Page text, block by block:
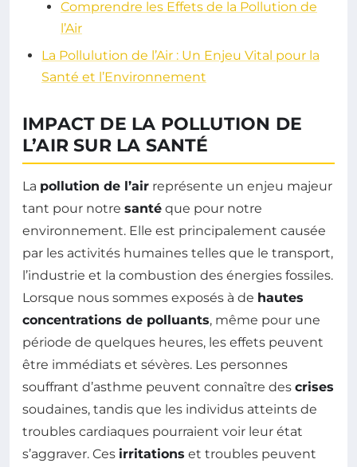
Comprendre les Effets de la Pollution de
l’Air
La Pollulution de l’Air : Un Enjeu Vital pour la
Santé et l’Environnement
IMPACT DE LA POLLUTION DE
L’AIR SUR LA SANTÉ
La pollution de l’air représente un enjeu majeur
tant pour notre santé que pour notre
environnement. Elle est principalement causée
par les activités humaines telles que le transport,
l’industrie et la combustion des énergies fossiles.
Lorsque nous sommes exposés à de hautes
concentrations de polluants, même pour une
période de quelques heures, les effets peuvent
être immédiats et sévères. Les personnes
souffrant d’asthme peuvent connaître des crises
soudaines, tandis que les individus atteints de
troubles cardiaques pourraient voir leur état
s’aggraver. Ces irritations et troubles peuvent